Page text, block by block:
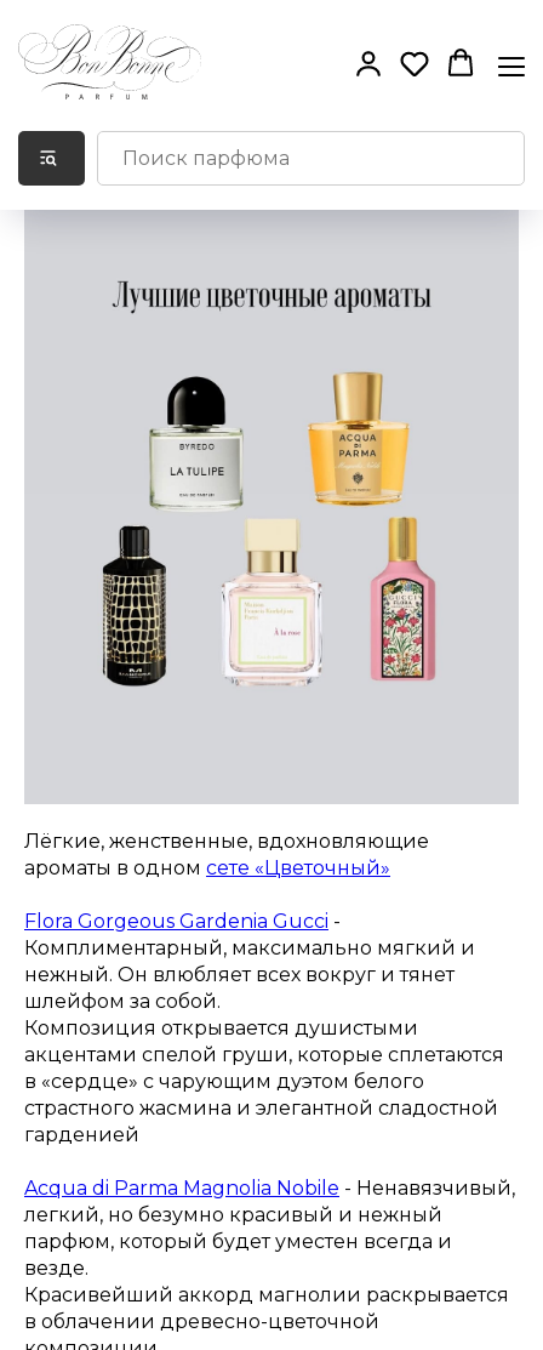
Лучшие цветочные
ароматы.
Лёгкие, женственные, вдохновляющие
ароматы в одном сете «Цветочный»
Flora Gorgeous Gardenia Gucci -
Комплиментарный, максимально мягкий и
нежный. Он влюбляет всех вокруг и тянет
шлейфом за собой.
Композиция открывается душистыми
акцентами спелой груши, которые сплетаются
в «сердце» с чарующим дуэтом белого
страстного жасмина и элегантной сладостной
гарденией
Acqua di Parma Magnolia Nobile - Ненавязчивый,
легкий, но безумно красивый и нежный
парфюм, который будет уместен всегда и
везде.
Красивейший аккорд магнолии раскрывается
в облачении древесно-цветочной